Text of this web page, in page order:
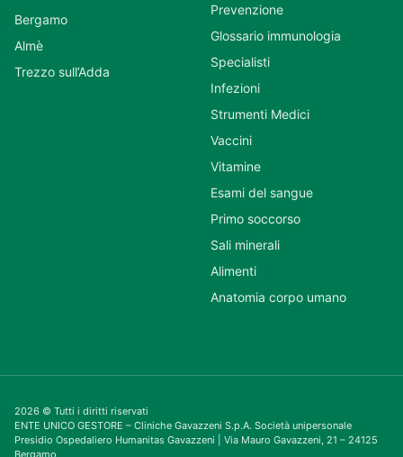
Bergamo
Almè
Trezzo sull’Adda
Prevenzione
Glossario immunologia
Specialisti
Infezioni
Strumenti Medici
Vaccini
Vitamine
Esami del sangue
Primo soccorso
Sali minerali
Alimenti
Anatomia corpo umano
2026 © Tutti i diritti riservati
ENTE UNICO GESTORE – Cliniche Gavazzeni S.p.A. Società unipersonale
Presidio Ospedaliero Humanitas Gavazzeni | Via Mauro Gavazzeni, 21 – 24125
Bergamo